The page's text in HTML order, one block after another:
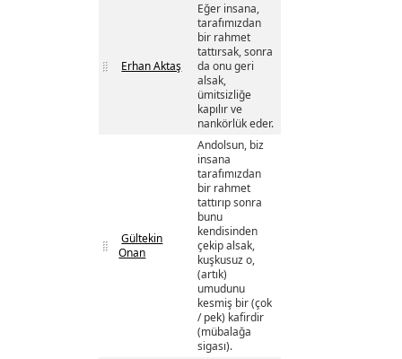
Erhan Aktaş
Eğer insana,
tarafımızdan
bir rahmet
tattırsak, sonra
da onu geri
alsak,
ümitsizliğe
kapılır ve
nankörlük eder.
Gültekin
Onan
Andolsun, biz
insana
tarafımızdan
bir rahmet
tattırıp sonra
bunu
kendisinden
çekip alsak,
kuşkusuz o,
(artık)
umudunu
kesmiş bir (çok
/ pek) kafirdir
(mübalağa
sigası).